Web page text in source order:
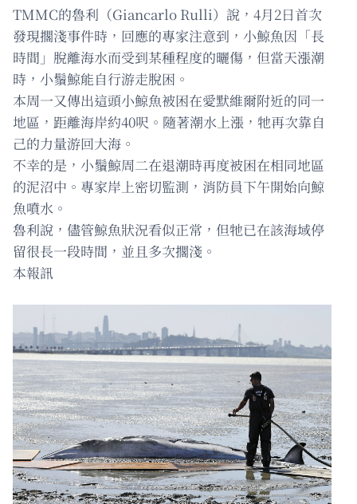
TMMC的魯利（Giancarlo Rulli）說，4月2日首次
發現擱淺事件時，回應的專家注意到，小鯨魚因「長
時間」脫離海水而受到某種程度的曬傷，但當天漲潮
時，小鬚鯨能自行游走脫困。
本周一又傳出這頭小鯨魚被困在愛默維爾附近的同一
地區，距離海岸約40呎。隨著潮水上漲，牠再次靠自
己的力量游回大海。
不幸的是，小鬚鯨周二在退潮時再度被困在相同地區
的泥沼中。專家岸上密切監測，消防員下午開始向鯨
魚噴水。
魯利說，儘管鯨魚狀況看似正常，但牠已在該海域停
留很長一段時間，並且多次擱淺。
本報訊